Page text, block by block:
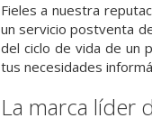
Fieles a nuestra
un servicio postventa
del ciclo de vida de un
tus necesidades
La marca líder